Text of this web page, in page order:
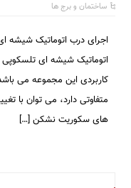
ساختمان و برج ها
اجرای درب اتوماتیک شیشه
اتوماتیک شیشه ای تلسکوپی
کاربردی این مجموعه می
متفاوتی دارد، می توان با
های سکوریت نشکن […]